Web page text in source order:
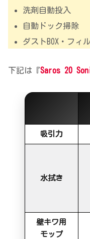
洗剤自動投入
自動ドック掃除
ダストBOX・フィ
下記は『Saros 20
吸引力
水拭き
壁キワ用
モップ